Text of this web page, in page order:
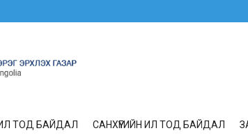
ТОД БАЙДАЛ САНХҮҮГИЙН ИЛ ТОД БАЙДАЛ